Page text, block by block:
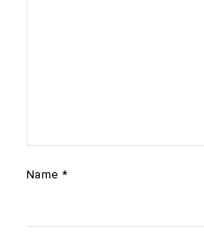
Name *